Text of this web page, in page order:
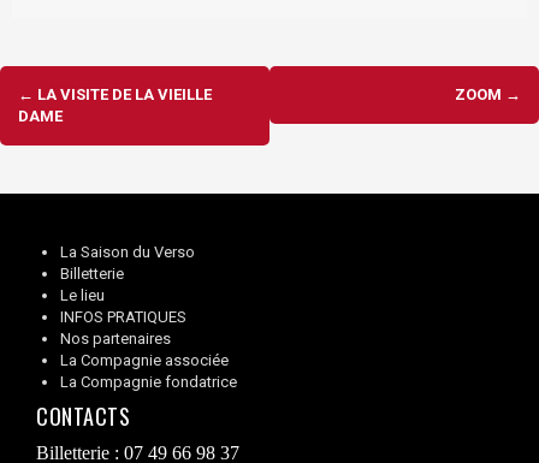
Navigation
d'article
← LA VISITE DE LA VIEILLE
DAME
ZOOM →
La Saison du Verso
Billetterie
Le lieu
INFOS PRATIQUES
Nos partenaires
La Compagnie associée
La Compagnie fondatrice
CONTACTS
Billetterie : 07 49 66 98 37